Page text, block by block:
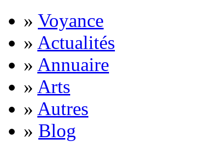
» Voyance
» Actualités
» Annuaire
» Arts
» Autres
» Blog